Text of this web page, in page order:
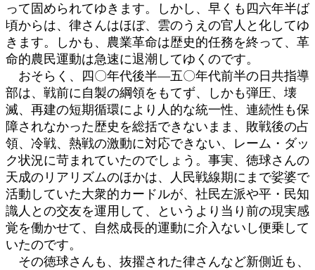
って固められてゆきます。しかし、早くも四六年半ば
頃からは、律さんはほぼ、雲のうえの官人と化してゆ
きます。しかも、農業革命は歴史的任務を終って、革
命的農民運動は急速に退潮してゆくのです。
おそらく、四〇年代後半―五〇年代前半の日共指導
部は、戦前に自製の綱領をもてず、しかも弾圧、壊
滅、再建の短期循環により人的な統一性、連続性も保
障されなかった歴史を総括できないまま、敗戦後の占
領、冷戦、熱戦の激動に対応できない、レーム・ダッ
ク状況に苛まれていたのでしょう。事実、徳球さんの
天成のリアリズムのほかは、人民戦線期にまで娑婆で
活動していた大衆的カードルが、社民左派や平・民知
識人との交友を運用して、というより当り前の現実感
覚を働かせて、自然成長的運動に介入ないし便乗して
いたのです。
その徳球さんも、抜擢された律さんなど新側近も、